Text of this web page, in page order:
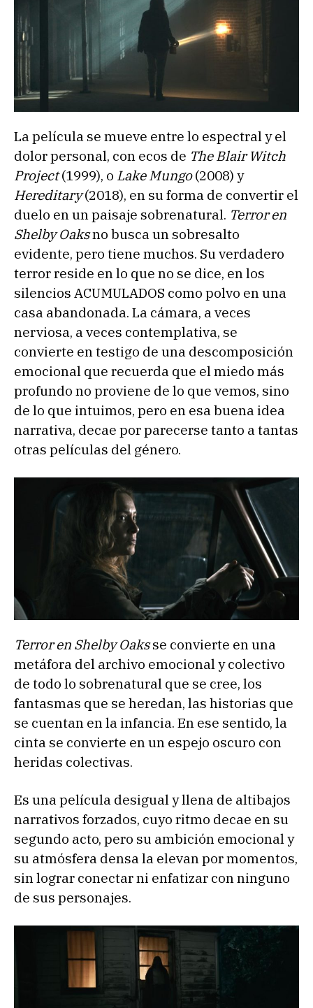
La película se mueve entre lo espectral y el
dolor personal, con ecos de The Blair Witch
Project(1999), o Lake Mungo(2008) y
Hereditary(2018), en su forma de convertir el
duelo en un paisaje sobrenatural. Terror en
Shelby Oaksno busca un sobresalto
evidente, pero tiene muchos. Su verdadero
terror reside en lo que no se dice, en los
silencios ACUMULADOS como polvo en una
casa abandonada. La cámara, a veces
nerviosa, a veces contemplativa, se
convierte en testigo de una descomposición
emocional que recuerda que el miedo más
profundo no proviene de lo que vemos, sino
de lo que intuimos, pero en esa buena idea
narrativa, decae por parecerse tanto a tantas
otras películas del género.
Terror en Shelby Oaksse convierte en una
metáfora del archivo emocional y colectivo
de todo lo sobrenatural que se cree, los
fantasmas que se heredan, las historias que
se cuentan en la infancia. En ese sentido, la
cinta se convierte en un espejo oscuro con
heridas colectivas.
Es una película desigual y llena de altibajos
narrativos forzados, cuyo ritmo decae en su
segundo acto, pero su ambición emocional y
su atmósfera densa la elevan por momentos,
sin lograr conectar ni enfatizar con ninguno
de sus personajes.